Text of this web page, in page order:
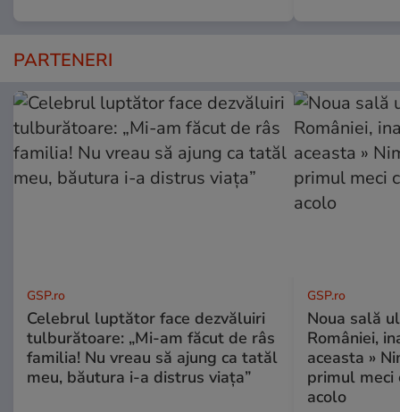
PARTENERI
GSP.ro
Celebrul luptător face dezvăluiri
tulburătoare: „Mi-am făcut de râs
familia! Nu vreau să ajung ca tatăl
meu, băutura i-a distrus viața”
GSP.ro
Noua sală
României,
aceasta »
primul meci
acolo